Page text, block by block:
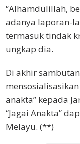
“Alhamdulillah,
adanya laporan-
termasuk tindak
ungkap dia.
Di akhir
anakta” kepada
“Jagai Anakta”
Melayu. (**)